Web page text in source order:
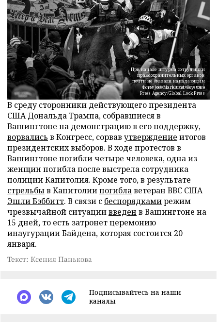
При начале штурма сотрудники
правоохранительных органов
почти не оказали нападающим
никакого сопротивления
Фото: Joel Marklund/Keystone
Press Agency/Global Look Press
В среду сторонники действующего президента
США Дональда Трампа, собравшиеся в
Вашингтоне на демонстрацию в его поддержку,
ворвались в Конгресс, сорвав утверждение итогов
президентских выборов. В ходе протестов в
Вашингтоне погибличетыре человека, одна из
женщин погибла после выстрела сотрудника
полиции Капитолия. Кроме того, в результате
стрельбыв Капитолиипогиблаветеран ВВС США
Эшли Бэббитт. В связи с беспорядкамирежим
чрезвычайной ситуациивведен в Вашингтоне на
15 дней, то есть затронет церемонию
инаугурации Байдена, которая состоится 20
января.
Текст: Ксения Панькова
Подписывайтесь на наши
каналы